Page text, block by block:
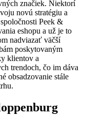
značiek. Niektorí
novú stratégiu a
Peek &
eshopu a už je to
nadviazať väčší
poskytovaným
klientov a
trendoch, čo im dáva
obsadzovanie stále